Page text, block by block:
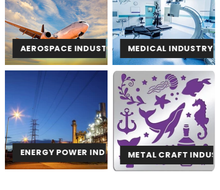
AEROSPACE INDUSTRY MEDICAL INDUSTRY
ENERGY POWER INDUSTRYMETAL CRAFT